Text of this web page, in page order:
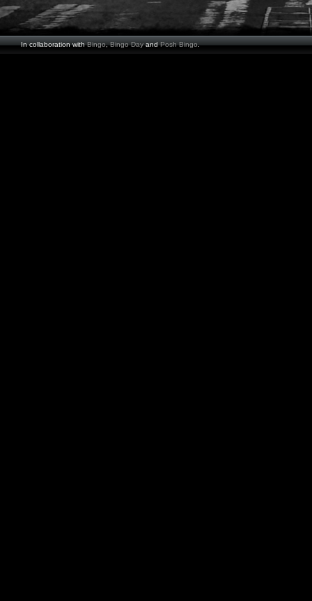
In collaboration withBingo,Bingo DayandPosh Bingo.